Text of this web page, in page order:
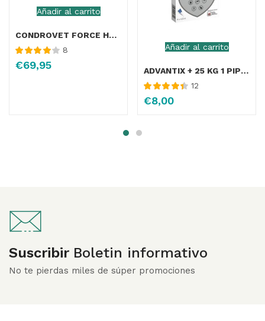
Añadir al carrito
CONDROVET FORCE HA 120 COMPRIMIDOS
Valorado
con4.00
8
€69,95
Añadir al carrito
ADVANTIX + 25 KG 1 PIPETA
Valorado con
4.45de 5
12
€8,00
Suscribir Boletin informativo
No te pierdas miles de súper promociones